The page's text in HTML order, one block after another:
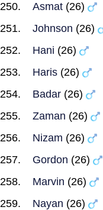
Asmat (26)
Johnson (26)
Hani (26)
Haris (26)
Badar (26)
Zaman (26)
Nizam (26)
Gordon (26)
Marvin (26)
Nayan (26)